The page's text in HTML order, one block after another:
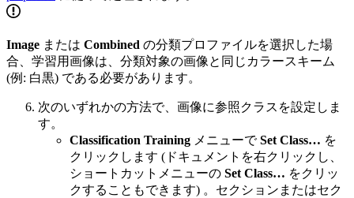
Image または Combined の分類プロファイルを選択した場
合、学習用画像は、分類対象の画像と同じカラースキーム
(例: 白黒) である必要があります。
次のいずれかの方法で、画像に参照クラスを設定しま
す。
Classification Training メニューでSet Class… を
クリックします (ドキュメントを右クリックし、
ショートカットメニューの Set Class… をクリッ
クすることもできます) 。セクションまたはセク